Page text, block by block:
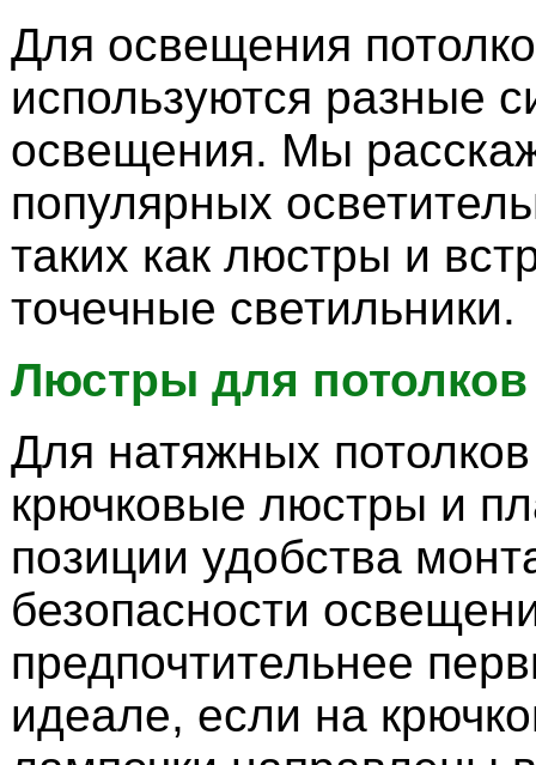
Для освещения
используются разные
освещения. Мы
популярных
таких как люстры и
точечные светильники.
Люстры для потолков
Для натяжных
крючковые люстры и
позиции удобства
безопасности
предпочтительнее
идеале, если на